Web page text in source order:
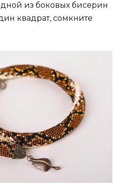
из боковых бисерин
квадрат, сомкните